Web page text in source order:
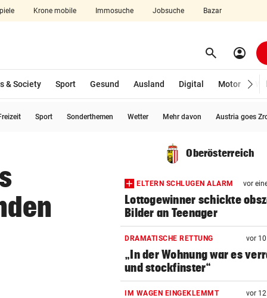
Krone mobile Immosuche Jobsuche Bazar
aufklappen search Suchen
account_circle
& Society Sport Gesund Ausland Digital Motor
Sport Sonderthemen Wetter Mehr davon Austria goes
Oberösterreich
ELTERN SCHLUGEN ALARM vor
Lottogewinner schickte
Bilder an Teenager
DRAMATISCHE RETTUNG vor
„In der Wohnung war es
und stockfinster“
IM WAGEN EINGEKLEMMT vor